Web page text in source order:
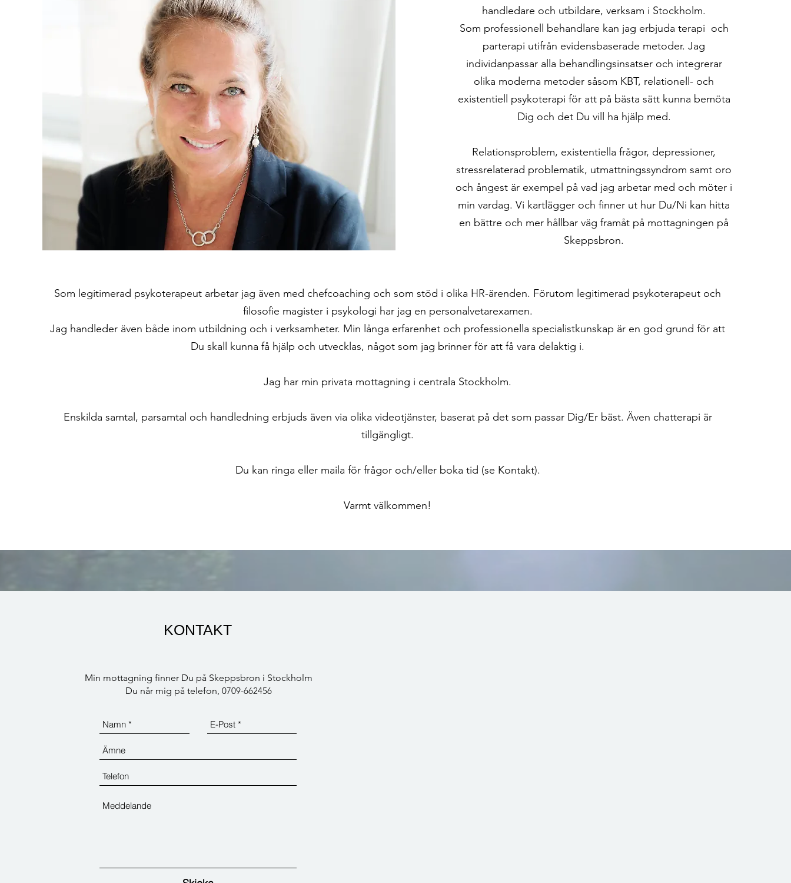
handledare och utbildare, verksam i Stockholm.
Som professionell behandlare kan jag erbjuda terapi och
parterapi utifrån evidensbaserade metoder. Jag
individanpassar alla behandlingsinsatser och integrerar
olika moderna metoder såsom KBT, relationell- och
existentiell psykoterapi för att på bästa sätt kunna bemöta
Dig och det Du vill ha hjälp med.
Relationsproblem, existentiella frågor, depressioner,
stressrelaterad problematik, utmattningssyndrom samt oro
och ångest är exempel på vad jag arbetar med och möter i
min vardag. Vi kartlägger och finner ut hur Du/Ni kan hitta
en bättre och mer hållbar väg framåt på mottagningen på
Skeppsbron.​​
Som legitimerad psykoterapeut arbetar jag även med chefcoaching och som stöd i olika HR-ärenden. Förutom legitimerad psykoterapeut och
filosofie magister i psykologi har jag en personalvetarexamen.
Jag handleder även både inom utbildning och i verksamheter. Min långa erfarenhet och professionella specialistkunskap är en god grund för att
Du skall kunna få hjälp och utvecklas, något som jag brinner för att få vara delaktig i.
Jag har min privata mottagning i centrala Stockholm.
Enskilda samtal, parsamtal och handledning erbjuds även via olika videotjänster, baserat på det som passar Dig/Er bäst. Även chatterapi är
tillgängligt.
Du kan ringa eller maila för frågor och/eller boka tid (se Kontakt).
​Varmt välkommen!
KONTAKT
Min mottagning finner Du på Skeppsbron i Stockholm
Du når mig på telefon, 0709-662456